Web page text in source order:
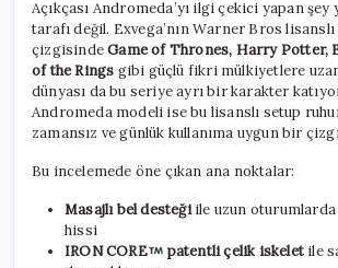
Açıkçası Andromeda’yı ilgi çekici yapan şey
tarafı değil. Exvega’nın Warner Bros
çizgisindeGame of Thrones, Harry Potter,
of the Rings gibi güçlü fikri mülkiyetlere
dünyası da bu seriye ayrı bir karakter
Andromeda modeli ise bu lisanslı setup
zamansız ve günlük kullanıma uygun bir
Bu incelemede öne çıkan ana noktalar:
Masajlı bel desteğiile uzun oturumlarda
hissi
IRON CORE
patentli çelik iskelet ile